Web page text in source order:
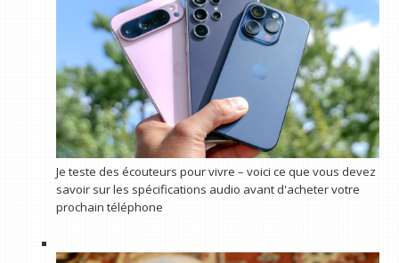
Je teste des écouteurs pour vivre – voici ce que vous devez
savoir sur les spécifications audio avant d'acheter votre
prochain téléphone